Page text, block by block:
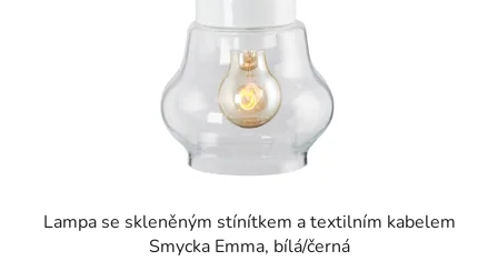
Lampa se skleněným stínítkem a textilním kabelem
Smycka Emma, bílá/černá